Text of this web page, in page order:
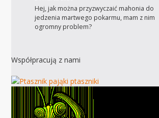
Hej, jak można przyzwyczaić mahonia do
jedzenia martwego pokarmu, mam z nim
ogromny problem?
Współpracują z nami